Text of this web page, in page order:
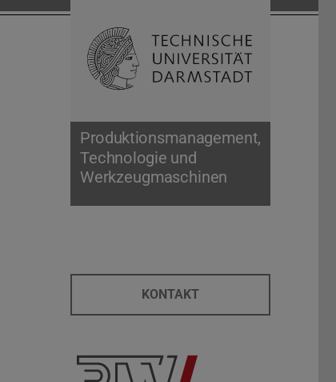
Produktionsmanagement,
Technologie und
Werkzeugmaschinen
Suche öffnen
KONTAKT